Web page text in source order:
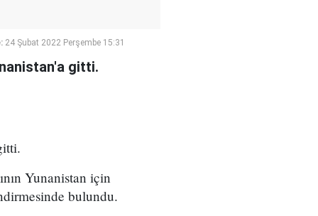
24 Şubat 2022 Perşembe 15:31
gitti.
Yunanistan için
bulundu.